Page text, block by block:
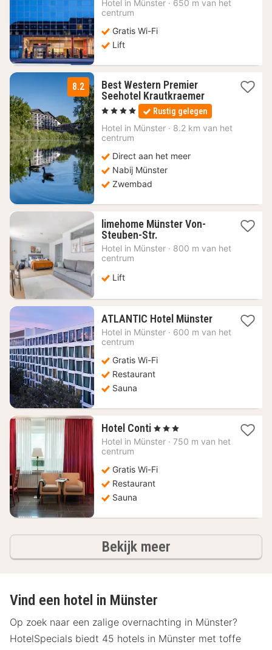
Hotel in Münster · 650 m van het
centrum
Gratis Wi-Fi
Lift
8.2
Best Western Premier
Seehotel Krautkraemer3
nachten
vanaf
116
, 4 Sterren Rustig gelegen
Hotel in Münster · 8.2 km van het
centrum
Direct aan het meer
Nabij Münster
Zwembad
limehome Münster Von-
Steuben-Str.
nacht
Hotel in Münster · 800 m van het
centrum
Lift
ATLANTIC Hotel Münster1
nacht
Hotel in Münster · 600 m van het
centrum
Gratis Wi-Fi
Restaurant
Sauna
Hotel Conti 1
nacht
€
, 3 Sterren
Hotel in Münster · 750 m van het
centrum
Gratis Wi-Fi
Restaurant
Sauna
Bekijk meerhotels
Vind een hotel in Münster
Op zoek naar een zalige overnachting in Münster?
HotelSpecials biedt 45 hotels in Münster met toffe